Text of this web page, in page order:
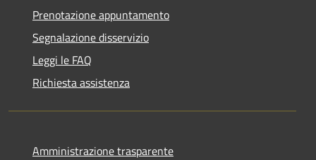
Prenotazione appuntamento
Segnalazione disservizio
Leggi le FAQ
Richiesta assistenza
Amministrazione trasparente